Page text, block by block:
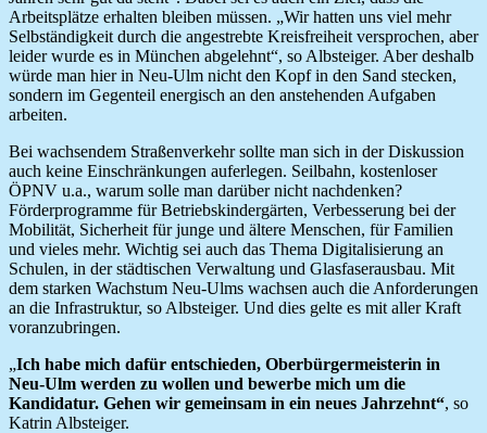
Arbeitsplätze erhalten bleiben müssen. „Wir hatten uns viel mehr
Selbständigkeit durch die angestrebte Kreisfreiheit versprochen, aber
leider wurde es in München abgelehnt“, so Albsteiger. Aber deshalb
würde man hier in Neu-Ulm nicht den Kopf in den Sand stecken,
sondern im Gegenteil energisch an den anstehenden Aufgaben
arbeiten.
Bei wachsendem Straßenverkehr sollte man sich in der Diskussion
auch keine Einschränkungen auferlegen. Seilbahn, kostenloser
ÖPNV u.a., warum solle man darüber nicht nachdenken?
Förderprogramme für Betriebskindergärten, Verbesserung bei der
Mobilität, Sicherheit für junge und ältere Menschen, für Familien
und vieles mehr. Wichtig sei auch das Thema Digitalisierung an
Schulen, in der städtischen Verwaltung und Glasfaserausbau. Mit
dem starken Wachstum Neu-Ulms wachsen auch die Anforderungen
an die Infrastruktur, so Albsteiger. Und dies gelte es mit aller Kraft
voranzubringen.
„Ich habe mich dafür entschieden, Oberbürgermeisterin in
Neu-Ulm werden zu wollen und bewerbe mich um die
Kandidatur. Gehen wir gemeinsam in ein neues Jahrzehnt“, so
Katrin Albsteiger.